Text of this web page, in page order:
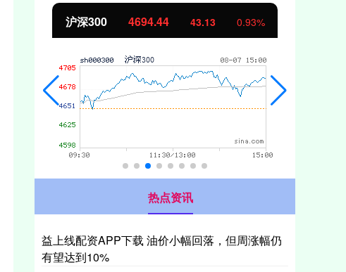
北证50 1134.24 11.37 1.01%
热点资讯
益上线配资APP下载 油价小幅回落，但周涨幅仍
有望达到10%